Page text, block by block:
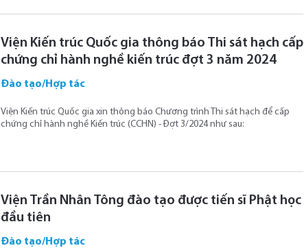
Viện Kiến trúc Quốc gia thông báo Thi sát hạch cấp
chứng chỉ hành nghề kiến trúc đợt 3 năm 2024
Đào tạo/Hợp tác
Viện Kiến trúc Quốc gia xin thông báo Chương trình Thi sát hạch để cấp
chứng chỉ hành nghề Kiến trúc (CCHN) - Đợt 3/2024 như sau:
Viện Trần Nhân Tông đào tạo được tiến sĩ Phật học
đầu tiên
Đào tạo/Hợp tác